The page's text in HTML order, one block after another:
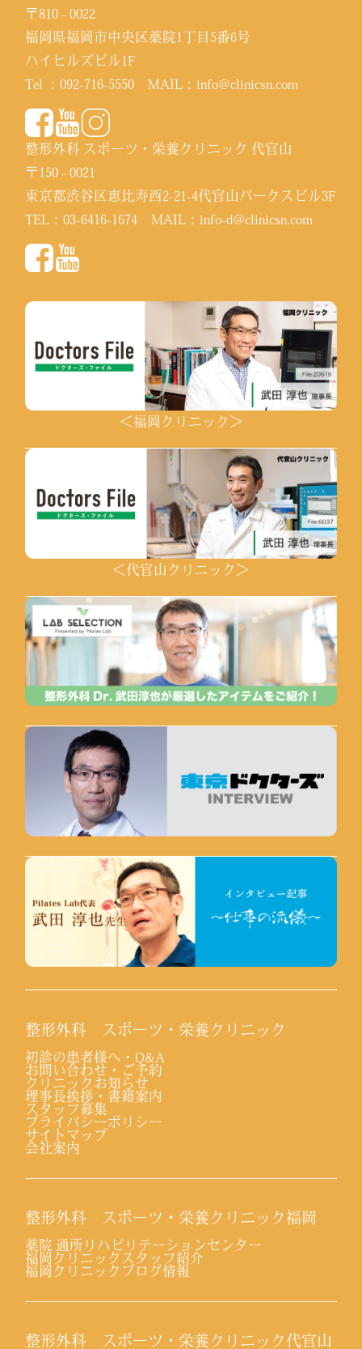
〒810 - 0022
福岡県福岡市中央区薬院1丁目5番6号
ハイヒルズビル1F
Tel ：092-716-5550 MAIL：info@clinicsn.com
整形外科 スポーツ・栄養クリニック 代官山
〒150 - 0021
東京都渋谷区恵比寿西2-21-4代官山パークスビル3F
TEL：03-6416-1674 MAIL：info-d@clinicsn.com
＜福岡クリニック＞
＜代官山クリニック＞
整形外科 スポーツ・栄養クリニック
初診の患者様へ・Q&A
お問い合わせ・ご予約
クリニックお知らせ
理事長挨拶・書籍案内
スタッフ募集
プライバシーポリシー
サイトマップ
会社案内
整形外科 スポーツ・栄養クリニック福岡
薬院 通所リハビリテーションセンター
福岡クリニックスタッフ紹介
福岡クリニックブログ情報
整形外科 スポーツ・栄養クリニック代官山